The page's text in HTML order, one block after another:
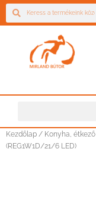
Kezdőlap / Konyha, étkező
(REG1W1D/21/6 LED)